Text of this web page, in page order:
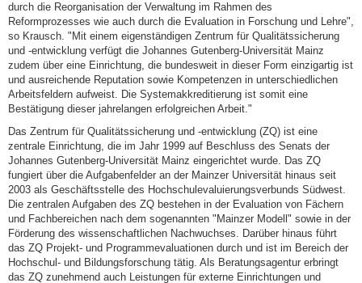
durch die Reorganisation der Verwaltung im Rahmen des
Reformprozesses wie auch durch die Evaluation in Forschung und Lehre",
so Krausch. "Mit einem eigenständigen Zentrum für Qualitätssicherung
und -entwicklung verfügt die Johannes Gutenberg-Universität Mainz
zudem über eine Einrichtung, die bundesweit in dieser Form einzigartig ist
und ausreichende Reputation sowie Kompetenzen in unterschiedlichen
Arbeitsfeldern aufweist. Die Systemakkreditierung ist somit eine
Bestätigung dieser jahrelangen erfolgreichen Arbeit."
Das Zentrum für Qualitätssicherung und -entwicklung (ZQ) ist eine
zentrale Einrichtung, die im Jahr 1999 auf Beschluss des Senats der
Johannes Gutenberg-Universität Mainz eingerichtet wurde. Das ZQ
fungiert über die Aufgabenfelder an der Mainzer Universität hinaus seit
2003 als Geschäftsstelle des Hochschulevaluierungsverbunds Südwest.
Die zentralen Aufgaben des ZQ bestehen in der Evaluation von Fächern
und Fachbereichen nach dem sogenannten "Mainzer Modell" sowie in der
Förderung des wissenschaftlichen Nachwuchses. Darüber hinaus führt
das ZQ Projekt- und Programmevaluationen durch und ist im Bereich der
Hochschul- und Bildungsforschung tätig. Als Beratungsagentur erbringt
das ZQ zunehmend auch Leistungen für externe Einrichtungen und